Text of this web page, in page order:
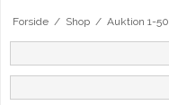
Forside / Shop / Auktion 1-50